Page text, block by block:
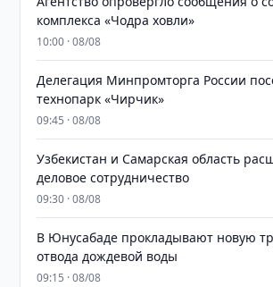
комплекса «Чодра ховли»
10:00 · 08/08
Делегация Минпромторга России
технопарк «Чирчик»
09:45 · 08/08
Узбекистан и Самарская область
деловое сотрудничество
09:30 · 08/08
В Юнусабаде прокладывают новую
отвода дождевой воды
09:15 · 08/08